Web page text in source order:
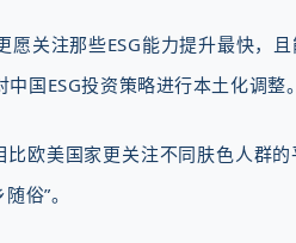
关注那些ESG能力提升最快，
国ESG投资策略进行本土化调整。
欧美国家更关注不同肤色人群
俗”。